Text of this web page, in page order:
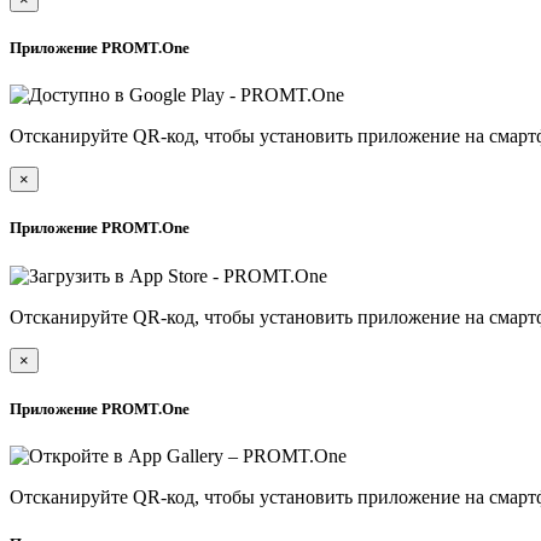
Приложение PROMT.One
Отсканируйте QR-код, чтобы установить приложение на
×
Приложение PROMT.One
Отсканируйте QR-код, чтобы установить приложение на
×
Приложение PROMT.One
Отсканируйте QR-код, чтобы установить приложение на